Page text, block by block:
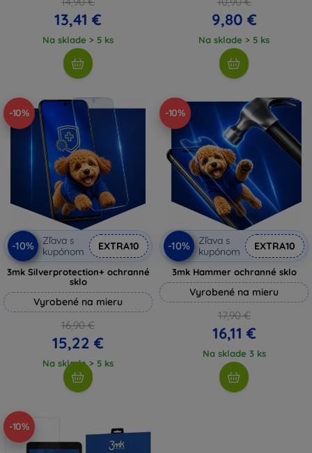
13,41 €
Na sklade > 5 ks
9,80 €
Na sklade > 5 ks
-10%
-10%
Zľava s
kupónom
EXTRA10
3mk Silverprotection+ ochranné
sklo
Vyrobené na mieru
16,90 €
15,22 €
Na sklade > 5 ks
-10%
-10%
Zľava s
kupónom
EXTRA10
3mk Hammer ochranné sklo
Vyrobené na mieru
17,90 €
16,11 €
Na sklade 3 ks
-10%